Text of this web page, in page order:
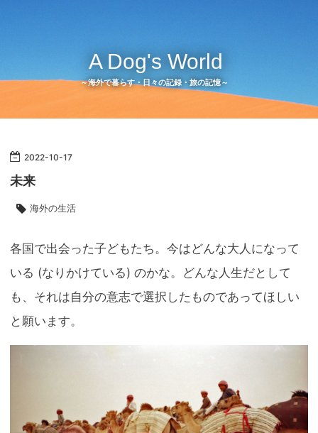
A Dog's World
～海外で暮らす・日々の記録・旅の記憶～
2022-10-17
未来
海外の生活
各国で出会った子どもたち。今はどんな大人になって
いる (なりかけている) のかな。どんな人生だとして
も、それは自分の意志で選択したものであってほしい
と願います。